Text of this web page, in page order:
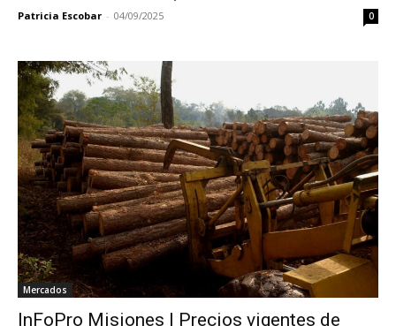
Patricia Escobar - 04/09/2025 0
Mercados
InFoPro Misiones | Precios vigentes de